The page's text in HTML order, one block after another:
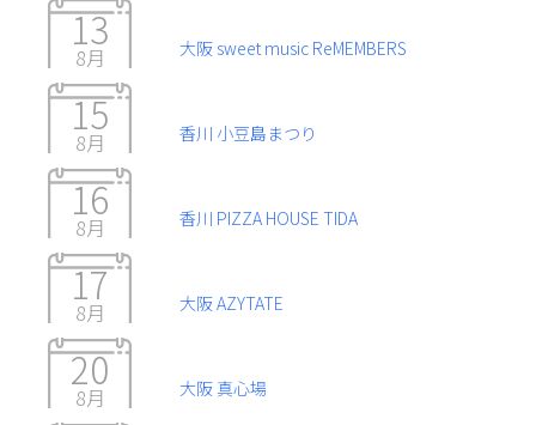
13
8月 大阪 sweet music ReMEMBERS
15
8月 香川 小豆島まつり
16
8月 香川 PIZZA HOUSE TIDA
17
8月 大阪 AZYTATE
20
8月 大阪 真心場